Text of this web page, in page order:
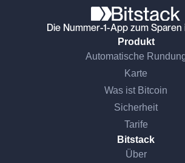
Die Nummer-1-App zum Sparen
Produkt
Automatische
Karte
Was ist Bitcoin
Sicherheit
Tarife
Bitstack
Über